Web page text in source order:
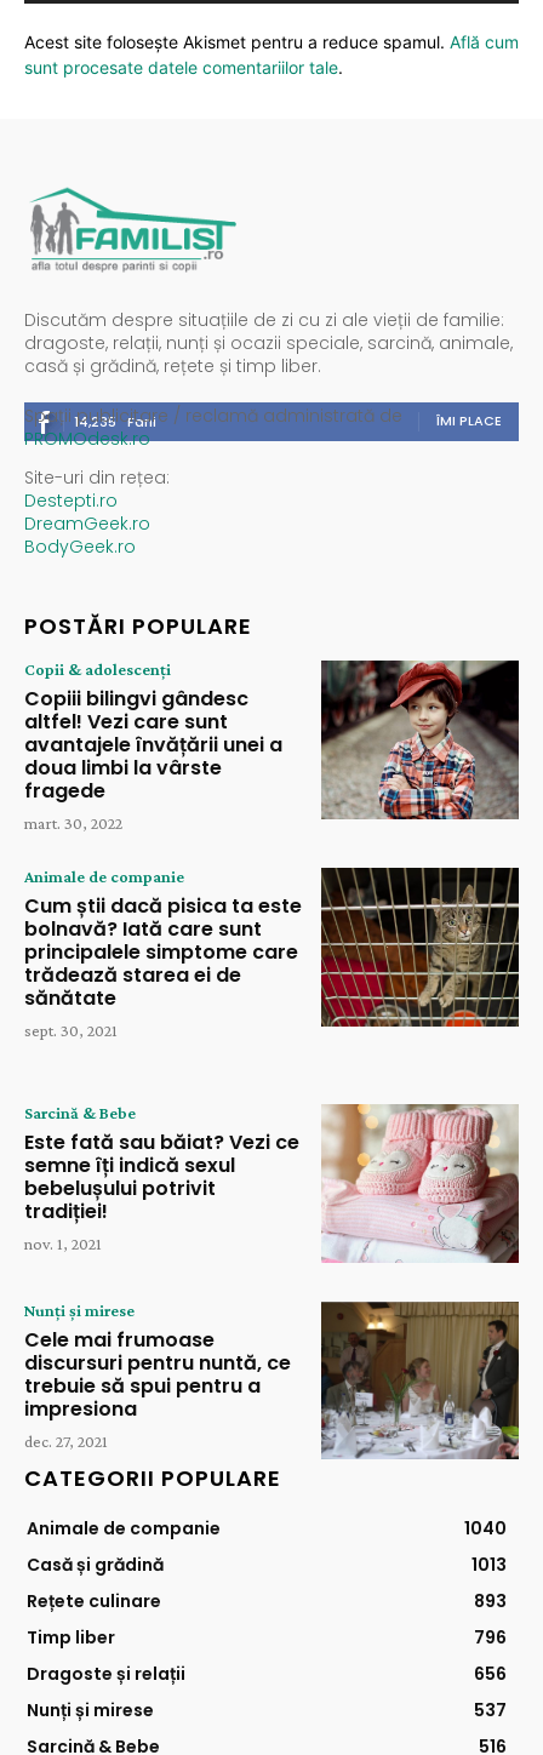
Acest site folosește Akismet pentru a reduce spamul. Află cum
sunt procesate datele comentariilor tale.
Discutăm despre situațiile de zi cu zi ale vieții de familie:
dragoste, relații, nunți și ocazii speciale, sarcină, animale,
casă și grădină, rețete și timp liber.
14,235 Fani ÎMI PLACE
Spații publicitare / reclamă administrată de
PROMOdesk.ro
Site-uri din rețea:
Destepti.ro
DreamGeek.ro
BodyGeek.ro
POSTĂRI POPULARE
Copii & adolescenți
Copiii bilingvi gândesc
altfel! Vezi care sunt
avantajele învățării unei a
doua limbi la vârste
fragede
mart. 30, 2022
Animale de companie
Cum știi dacă pisica ta este
bolnavă? Iată care sunt
principalele simptome care
trădează starea ei de
sănătate
sept. 30, 2021
Sarcină & Bebe
Este fată sau băiat? Vezi ce
semne îți indică sexul
bebelușului potrivit
tradiției!
nov. 1, 2021
Nunți și mirese
Cele mai frumoase
discursuri pentru nuntă, ce
trebuie să spui pentru a
impresiona
dec. 27, 2021
CATEGORII POPULARE
Animale de companie
1040
Casă și grădină
1013
Rețete culinare
893
Timp liber
796
Dragoste și relații
656
Nunți și mirese
537
Sarcină & Bebe
516